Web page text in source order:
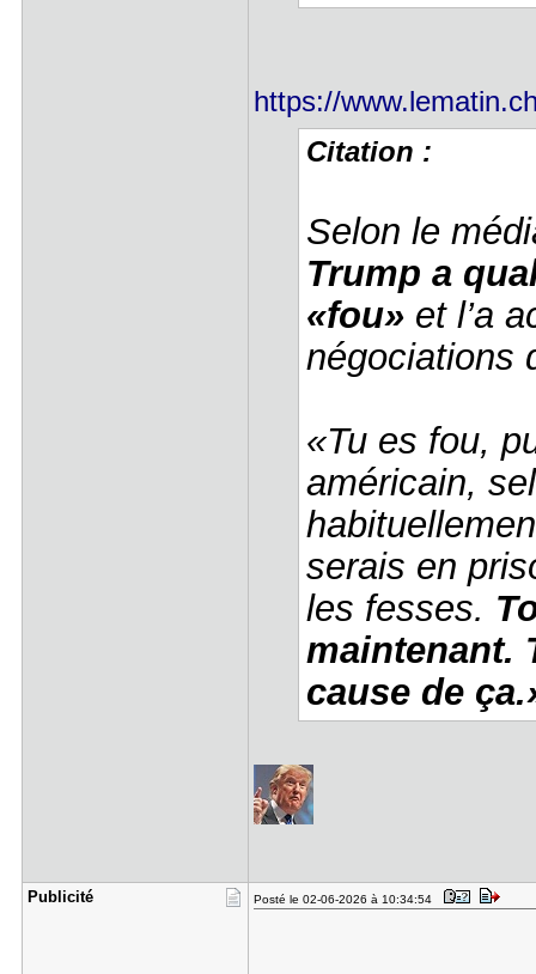
https://
Citation :
Selon le
Trump a
«fou» et l’a
négociations
«Tu es fou,
américain,
serais en
les fesses.
maintenant.
cause de
Publicité Posté le 02-06-2026 à 10:34:54